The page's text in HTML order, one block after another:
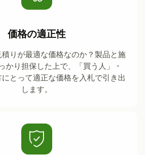
価格の適正性
りが最適な価格なのか？製品と施
かり担保した上で、「買う人」・
にとって適正な価格を入札で引き出
します。